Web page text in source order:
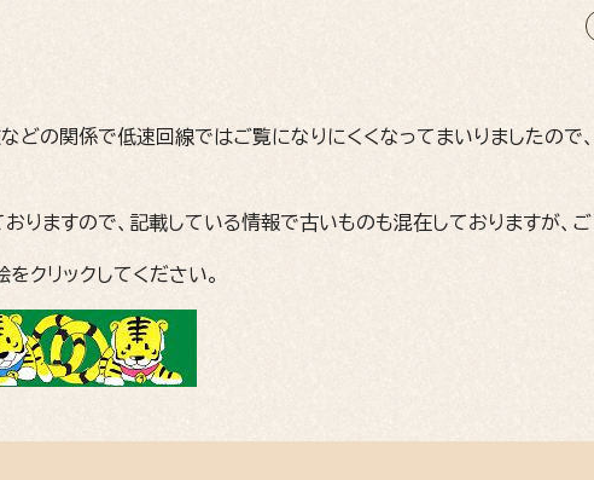
どの関係で低速回線ではご覧になりにくくなってまいりましたので
りますので、記載している情報で古いものも混在しておりますが、ご
クリックしてください。